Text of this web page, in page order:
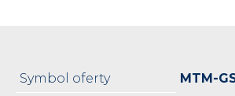
Symbol oferty
MTM-